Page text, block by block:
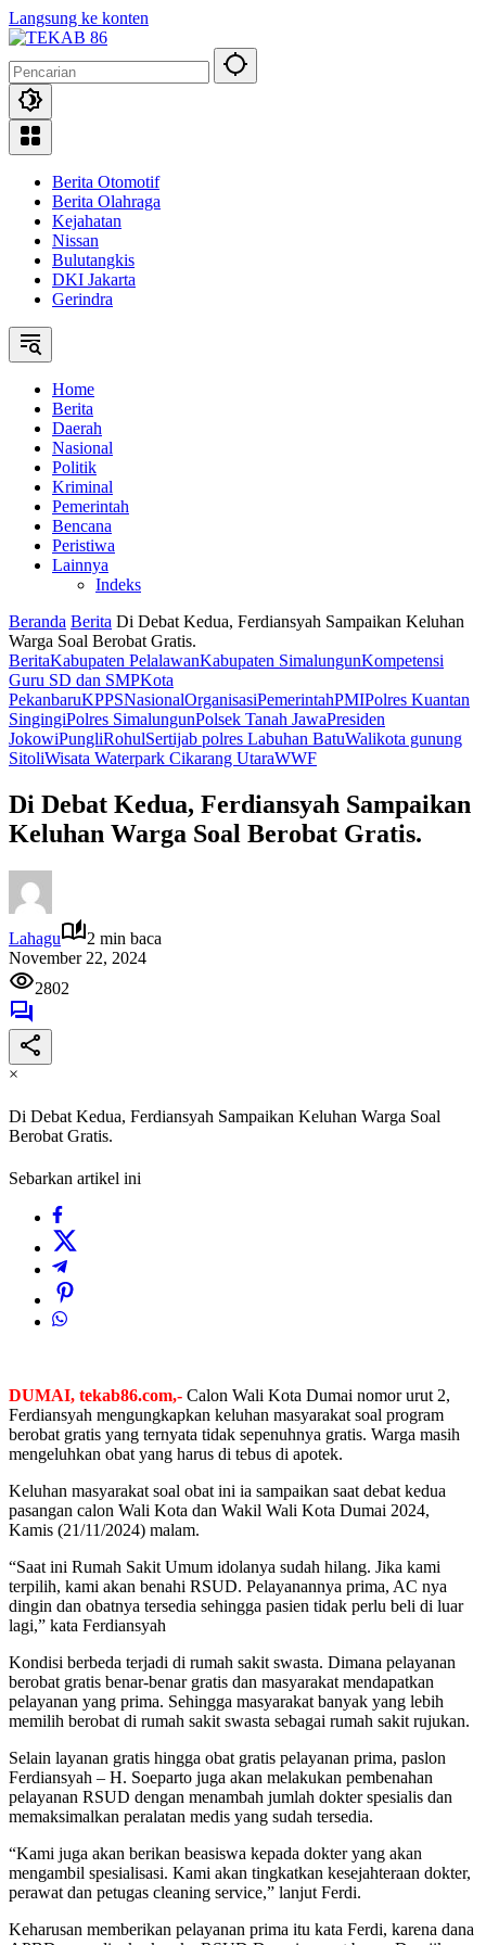
Langsung ke konten
Berita Otomotif
Berita Olahraga
Kejahatan
Nissan
Bulutangkis
DKI Jakarta
Gerindra
Home
Berita
Daerah
Nasional
Politik
Kriminal
Pemerintah
Bencana
Peristiwa
Lainnya
Indeks
Beranda Berita Di Debat Kedua, Ferdiansyah Sampaikan Keluhan
Warga Soal Berobat Gratis.
BeritaKabupaten PelalawanKabupaten SimalungunKompetensi
Guru SD dan SMPKota
PekanbaruKPPSNasionalOrganisasiPemerintahPMIPolres Kuantan
SingingiPolres SimalungunPolsek Tanah JawaPresiden
JokowiPungliRohulSertijab polres Labuhan BatuWalikota gunung
SitoliWisata Waterpark Cikarang UtaraWWF
Di Debat Kedua, Ferdiansyah Sampaikan
Keluhan Warga Soal Berobat Gratis.
Lahagu
2 min baca
November 22, 2024
2802
×
Di Debat Kedua, Ferdiansyah Sampaikan Keluhan Warga Soal
Berobat Gratis.
Sebarkan artikel ini
DUMAI, tekab86.com,- Calon Wali Kota Dumai nomor urut 2,
Ferdiansyah mengungkapkan keluhan masyarakat soal program
berobat gratis yang ternyata tidak sepenuhnya gratis. Warga masih
mengeluhkan obat yang harus di tebus di apotek.
Keluhan masyarakat soal obat ini ia sampaikan saat debat kedua
pasangan calon Wali Kota dan Wakil Wali Kota Dumai 2024,
Kamis (21/11/2024) malam.
“Saat ini Rumah Sakit Umum idolanya sudah hilang. Jika kami
terpilih, kami akan benahi RSUD. Pelayanannya prima, AC nya
dingin dan obatnya tersedia sehingga pasien tidak perlu beli di luar
lagi,” kata Ferdiansyah
Kondisi berbeda terjadi di rumah sakit swasta. Dimana pelayanan
berobat gratis benar-benar gratis dan masyarakat mendapatkan
pelayanan yang prima. Sehingga masyarakat banyak yang lebih
memilih berobat di rumah sakit swasta sebagai rumah sakit rujukan.
Selain layanan gratis hingga obat gratis pelayanan prima, paslon
Ferdiansyah – H. Soeparto juga akan melakukan pembenahan
pelayanan RSUD dengan menambah jumlah dokter spesialis dan
memaksimalkan peralatan medis yang sudah tersedia.
“Kami juga akan berikan beasiswa kepada dokter yang akan
mengambil spesialisasi. Kami akan tingkatkan kesejahteraan dokter,
perawat dan petugas cleaning service,” lanjut Ferdi.
Keharusan memberikan pelayanan prima itu kata Ferdi, karena dana